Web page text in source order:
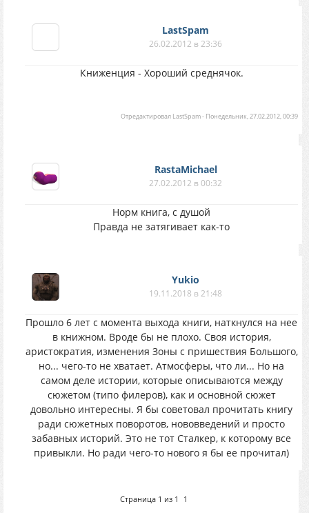
LastSpam
26.02.2012 в 23:36
Книженция - Хороший среднячок.
Отредактировал LastSpam- Понедельник, 27.02.2012, 00:39
RastaMichael
27.02.2012 в 00:32
Норм книга, с душой
Правда не затягивает как-то
Yukio
19.11.2018 в 21:48
Прошло 6 лет с момента выхода книги, наткнулся на нее
в книжном. Вроде бы не плохо. Своя история,
аристократия, изменения Зоны с пришествия Большого,
но... чего-то не хватает. Атмосферы, что ли... Но на
самом деле истории, которые описываются между
сюжетом (типо филеров), как и основной сюжет
довольно интересны. Я бы советовал прочитать книгу
ради сюжетных поворотов, нововведений и просто
забавных историй. Это не тот Сталкер, к которому все
привыкли. Но ради чего-то нового я бы ее прочитал)
Страница 1 из 1 1